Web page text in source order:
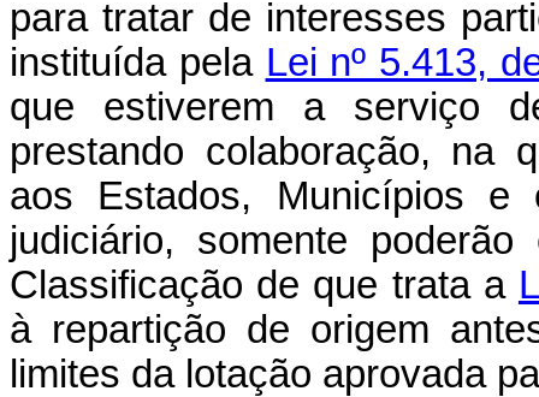
para tratar de interesses
instituída pela Lei nº 5.413,
que estiverem a serviço
prestando colaboração, na
aos Estados, Municípios e
judiciário, somente
Classificação de que trata a
à repartição de origem
limites da lotação aprovada